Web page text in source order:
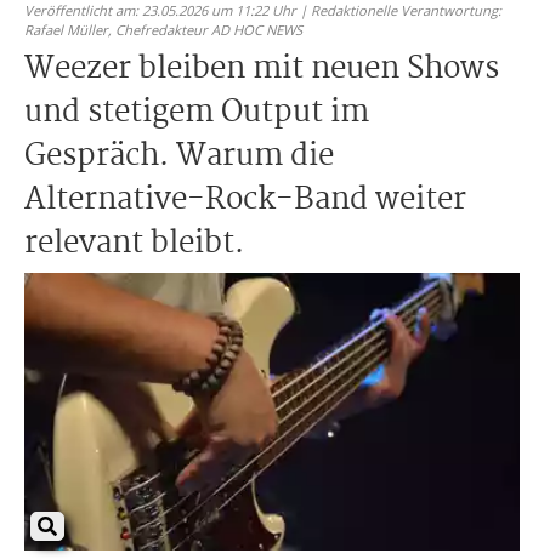
Veröffentlicht am: 23.05.2026 um 11:22 Uhr | Redaktionelle Verantwortung:
Rafael Müller, Chefredakteur AD HOC NEWS
Weezer bleiben mit neuen Shows
und stetigem Output im
Gespräch. Warum die
Alternative-Rock-Band weiter
relevant bleibt.